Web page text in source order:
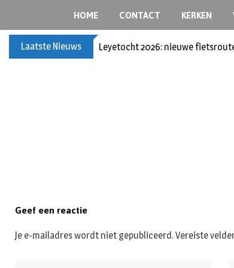
content
HOME CONTACT KERKEN
Laatste Nieuws Leyetocht 2026: nieuwe
Geef een reactie
Je e-mailadres wordt niet gepubliceerd.Vereiste